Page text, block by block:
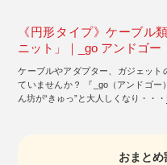
《円形タイプ》ケーブル
ニット」｜_go アンドゴー
ケーブルやアダプター、ガジェッ
ていませんか？ 『_go（アンドゴ
ん坊が“きゅっ”と大人しくなり・・・
おまと